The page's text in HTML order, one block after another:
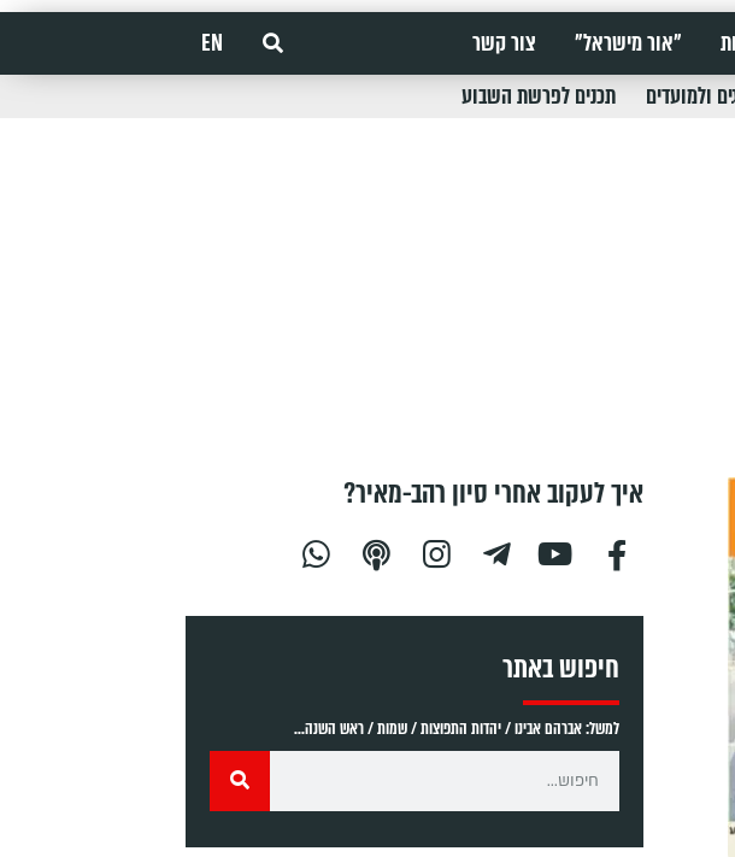
"אור מישראל" צור קשר
EN
ולמועדים תכנים לפרשת השבוע
איך לעקוב אחרי סיון רהב-מאיר?
חיפוש באתר
למשל: אברהם אבינו / יהדות התפוצות / שמות / ראש השנה...